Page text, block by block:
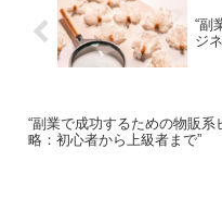
“副
ジ
“副業で成功するための物販系
略：初心者から上級者まで”